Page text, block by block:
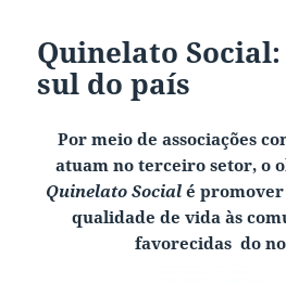
Quinelato
sul do país
Por meio de associações
atuam no terceiro setor, o
Quinelato Socialé promover
qualidade de vida às
favorecidas do